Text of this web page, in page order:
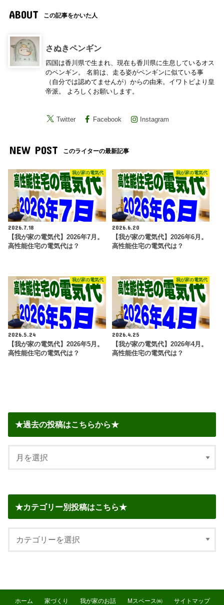
ABOUT この記事をかいた人
さぬきペンギン
四国は香川県で生まれ、現在も香川県に生息しているオス
のペンギン。 名前は、走る姿がペンギンに似ている事
（自分では認めてませんが）からの由来。イワトビより皇
帝派。 よろしくお願いします。
Twitter Facebook Instagram
NEW POST このライターの最新記事
我が家の電気代
2026.7.18
【我が家の電気代】2026年7月。
高性能住宅の電気代は？
我が家の電気代
2026.6.20
【我が家の電気代】2026年6月。
高性能住宅の電気代は？
我が家の電気代
2026.5.24
【我が家の電気代】2026年5月。
高性能住宅の電気代は？
我が家の電気代
2026.4.25
【我が家の電気代】2026年4月。
高性能住宅の電気代は？
★過去の投稿はこちらから★
★カテゴリー別投稿はこちら★
ホーム 家づくり 我が家のお話 Mスペース㈱ サイトマップ